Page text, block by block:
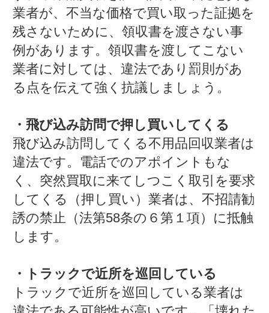
業者が、不当な価格で買い取った証拠を
残さないために、領収書を渡さない事
例があります。領収書を渡してこない
業者に対しては、違法であり罰則があ
る点を伝えて強く抗議しましょう。
・飛び込み訪問で押し買いしてくる
飛び込み訪問してくる不用品回収業者は
違法です。電話でのアポイントもな
く、突然買取に来てしつこく取引を要求
してくる（押し買い）業者は、不招請勧
誘の禁止（法第58条の６第１項）に抵触
します。
・トラックで近所を巡回している
トラックで近所を巡回している業者は